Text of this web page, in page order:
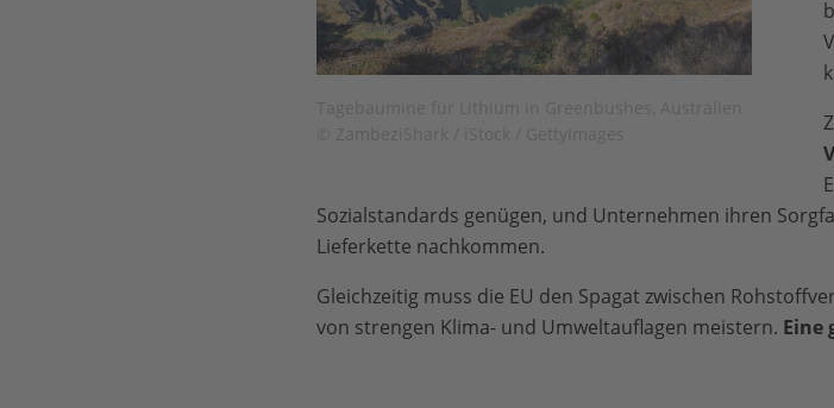
Sozialstandards genügen, und Unternehmen ihren
Lieferkette nachkommen.
Gleichzeitig muss die EU den Spagat zwischen
von strengen Klima- und Umweltauflagen meistern. Eine